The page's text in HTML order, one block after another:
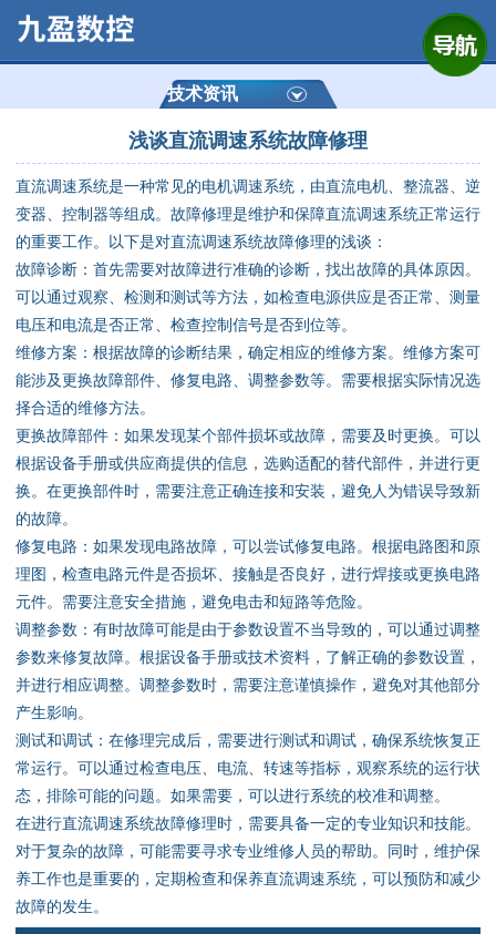
公司简介
产品展示
运动控制器
通用数控系统
定制数控系统
技术资讯
公司动态
资料下载
行业新闻
资质荣誉
产品应用
联系电话
s
技术资讯
浅谈直流调速系统故障修理
直流调速系统是一种常见的电机调速系统，由直流电机、整流器、逆
变器、控制器等组成。故障修理是维护和保障直流调速系统正常运行
的重要工作。以下是对直流调速系统故障修理的浅谈：
故障诊断：首先需要对故障进行准确的诊断，找出故障的具体原因。
可以通过观察、检测和测试等方法，如检查电源供应是否正常、测量
电压和电流是否正常、检查控制信号是否到位等。
维修方案：根据故障的诊断结果，确定相应的维修方案。维修方案可
能涉及更换故障部件、修复电路、调整参数等。需要根据实际情况选
择合适的维修方法。
更换故障部件：如果发现某个部件损坏或故障，需要及时更换。可以
根据设备手册或供应商提供的信息，选购适配的替代部件，并进行更
换。在更换部件时，需要注意正确连接和安装，避免人为错误导致新
的故障。
修复电路：如果发现电路故障，可以尝试修复电路。根据电路图和原
理图，检查电路元件是否损坏、接触是否良好，进行焊接或更换电路
元件。需要注意安全措施，避免电击和短路等危险。
调整参数：有时故障可能是由于参数设置不当导致的，可以通过调整
参数来修复故障。根据设备手册或技术资料，了解正确的参数设置，
并进行相应调整。调整参数时，需要注意谨慎操作，避免对其他部分
产生影响。
测试和调试：在修理完成后，需要进行测试和调试，确保系统恢复正
常运行。可以通过检查电压、电流、转速等指标，观察系统的运行状
态，排除可能的问题。如果需要，可以进行系统的校准和调整。
在进行直流调速系统故障修理时，需要具备一定的专业知识和技能。
对于复杂的故障，可能需要寻求专业维修人员的帮助。同时，维护保
养工作也是重要的，定期检查和保养直流调速系统，可以预防和减少
故障的发生。